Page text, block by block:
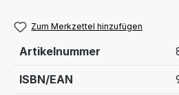
Zum Merkzettel hinzufügen
Artikelnummer
ISBN/EAN